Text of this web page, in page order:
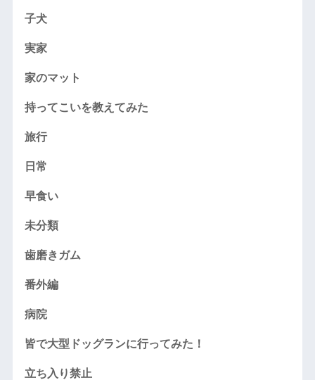
子犬
実家
家のマット
持ってこいを教えてみた
旅行
日常
早食い
未分類
歯磨きガム
番外編
病院
皆で大型ドッグランに行ってみた！
立ち入り禁止